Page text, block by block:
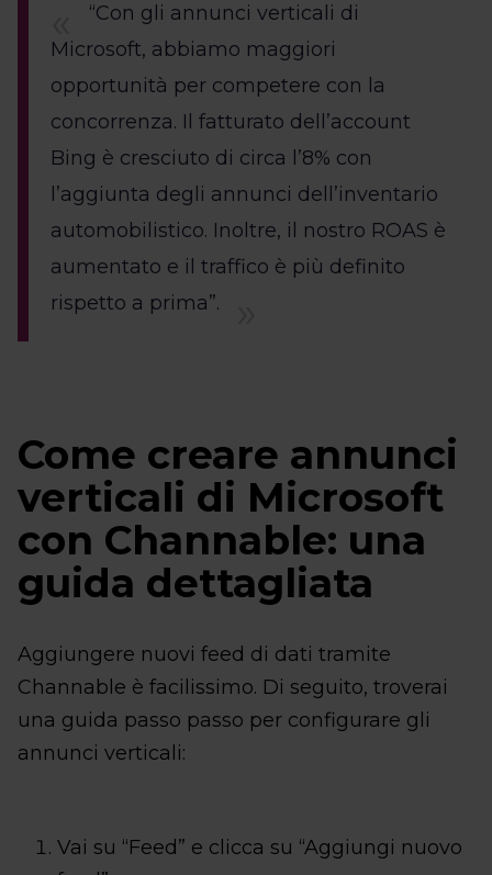
“Con gli annunci verticali di
Microsoft, abbiamo maggiori
opportunità per competere con la
concorrenza. Il fatturato dell’account
Bing è cresciuto di circa l’8% con
l’aggiunta degli annunci dell’inventario
automobilistico. Inoltre, il nostro ROAS è
aumentato e il traffico è più definito
rispetto a prima”.
Come creare annunci
verticali di Microsoft
con Channable: una
guida dettagliata
Aggiungere nuovi feed di dati tramite
Channable è facilissimo. Di seguito, troverai
una guida passo passo per configurare gli
annunci verticali:
Vai su “Feed” e clicca su “Aggiungi nuovo